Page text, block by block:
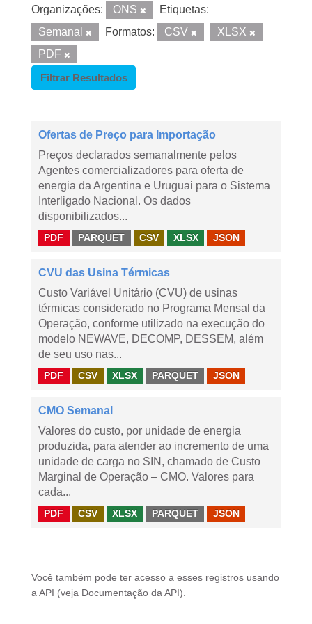
Organizações: ONS
Etiquetas:
Semanal
Formatos: CSV
XLSX
PDF
Filtrar Resultados
Ofertas de Preço para Importação
Preços declarados semanalmente pelos
Agentes comercializadores para oferta de
energia da Argentina e Uruguai para o Sistema
Interligado Nacional. Os dados
disponibilizados...
PDF PARQUET CSV XLSX JSON
CVU das Usina Térmicas
Custo Variável Unitário (CVU) de usinas
térmicas considerado no Programa Mensal da
Operação, conforme utilizado na execução do
modelo NEWAVE, DECOMP, DESSEM, além
de seu uso nas...
PDF CSV XLSX PARQUET JSON
CMO Semanal
Valores do custo, por unidade de energia
produzida, para atender ao incremento de uma
unidade de carga no SIN, chamado de Custo
Marginal de Operação – CMO. Valores para
cada...
PDF CSV XLSX PARQUET JSON
Você também pode ter acesso a esses registros usando
a API (veja Documentação da API ).